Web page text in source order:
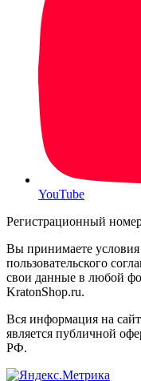
YouTube
Регистрационный
Вы принимаете
пользовательского
свои данные в любой
KratonShop.ru.
Вся информация на
является публичной
РФ.